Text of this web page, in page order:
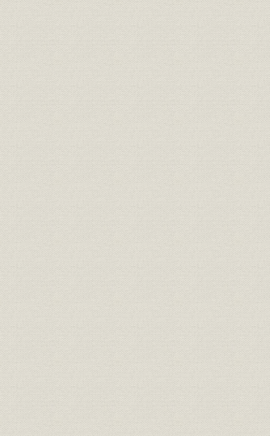
第2節 日本開発銀行法改正と資源エネルギー融資への傾斜
1. 日本開発銀行法改正と融資活動方針
2. 予算要求と融資計画・実績
3. トップの交代と組織改革
4. 新たな経営方針の模索
第3節 資源エネルギー融資への傾斜:政策課題別融資活動の推移
1. 政策項目別出融資実績の変化
2. 資源エネルギー
3. 国民生活改善
4. 都市開発
5. 地方開発
6. 海運
7. 技術振興
8. 「その他」の開発融資
9. 外貨借入れに対する債務保証
第4節 経営の成果
1. 政策金融の効果と融資の産業別構成